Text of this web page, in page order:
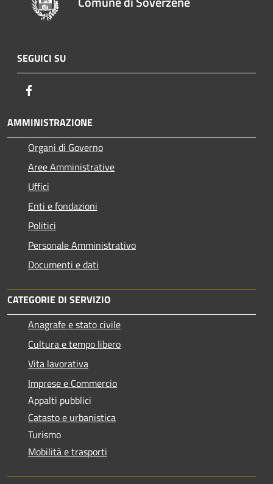
SEGUICI SU
AMMINISTRAZIONE
Organi di Governo
Aree Amministrative
Uffici
Enti e fondazioni
Politici
Personale Amministrativo
Documenti e dati
CATEGORIE DI SERVIZIO
Anagrafe e stato civile
Cultura e tempo libero
Vita lavorativa
Imprese e Commercio
Appalti pubblici
Catasto e urbanistica
Turismo
Mobilità e trasporti